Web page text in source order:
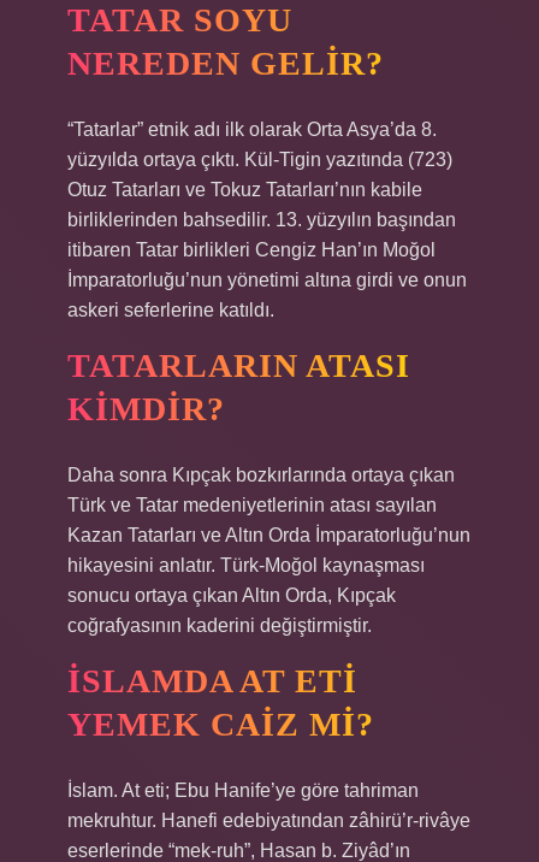
TATAR SOYU
NEREDEN GELIR?
“Tatarlar” etnik adı ilk olarak Orta Asya’da 8.
yüzyılda ortaya çıktı. Kül-Tigin yazıtında (723)
Otuz Tatarları ve Tokuz Tatarları’nın kabile
birliklerinden bahsedilir. 13. yüzyılın başından
itibaren Tatar birlikleri Cengiz Han’ın Moğol
İmparatorluğu’nun yönetimi altına girdi ve onun
askeri seferlerine katıldı.
TATARLARIN ATASI
KIMDIR?
Daha sonra Kıpçak bozkırlarında ortaya çıkan
Türk ve Tatar medeniyetlerinin atası sayılan
Kazan Tatarları ve Altın Orda İmparatorluğu’nun
hikayesini anlatır. Türk-Moğol kaynaşması
sonucu ortaya çıkan Altın Orda, Kıpçak
coğrafyasının kaderini değiştirmiştir.
İSLAMDA AT ETI
YEMEK CAIZ MI?
İslam. At eti; Ebu Hanife’ye göre tahriman
mekruhtur. Hanefi edebiyatından zâhirü’r-rivâye
eserlerinde “mek-ruh”, Hasan b. Ziyâd’ın